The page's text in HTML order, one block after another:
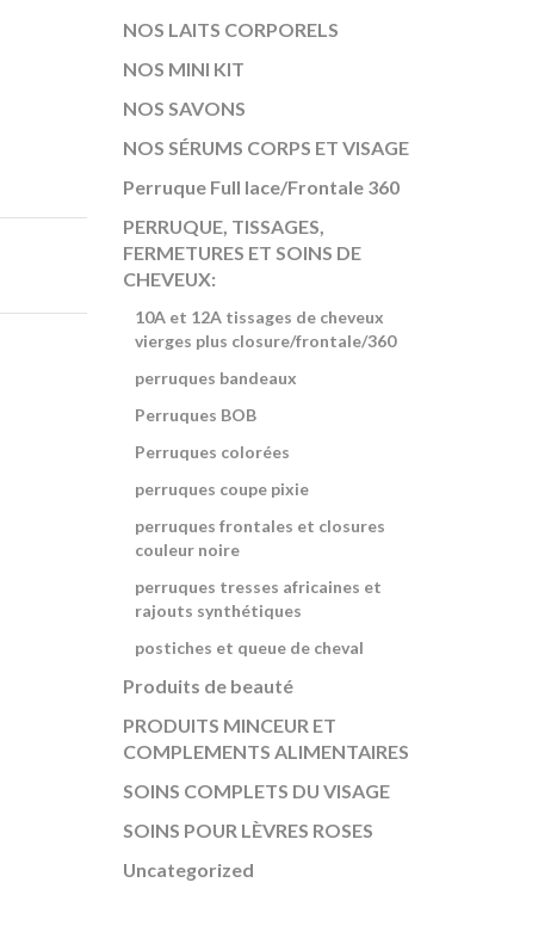
NOS LAITS CORPORELS
NOS MINI KIT
NOS SAVONS
NOS SÉRUMS CORPS ET VISAGE
Perruque Full lace/Frontale 360
PERRUQUE, TISSAGES,
FERMETURES ET SOINS DE
CHEVEUX:
10A et 12A tissages de cheveux
vierges plus closure/frontale/360
perruques bandeaux
Perruques BOB
Perruques colorées
perruques coupe pixie
perruques frontales et closures
couleur noire
perruques tresses africaines et
rajouts synthétiques
postiches et queue de cheval
Produits de beauté
PRODUITS MINCEUR ET
COMPLEMENTS ALIMENTAIRES
SOINS COMPLETS DU VISAGE
SOINS POUR LÈVRES ROSES
Uncategorized